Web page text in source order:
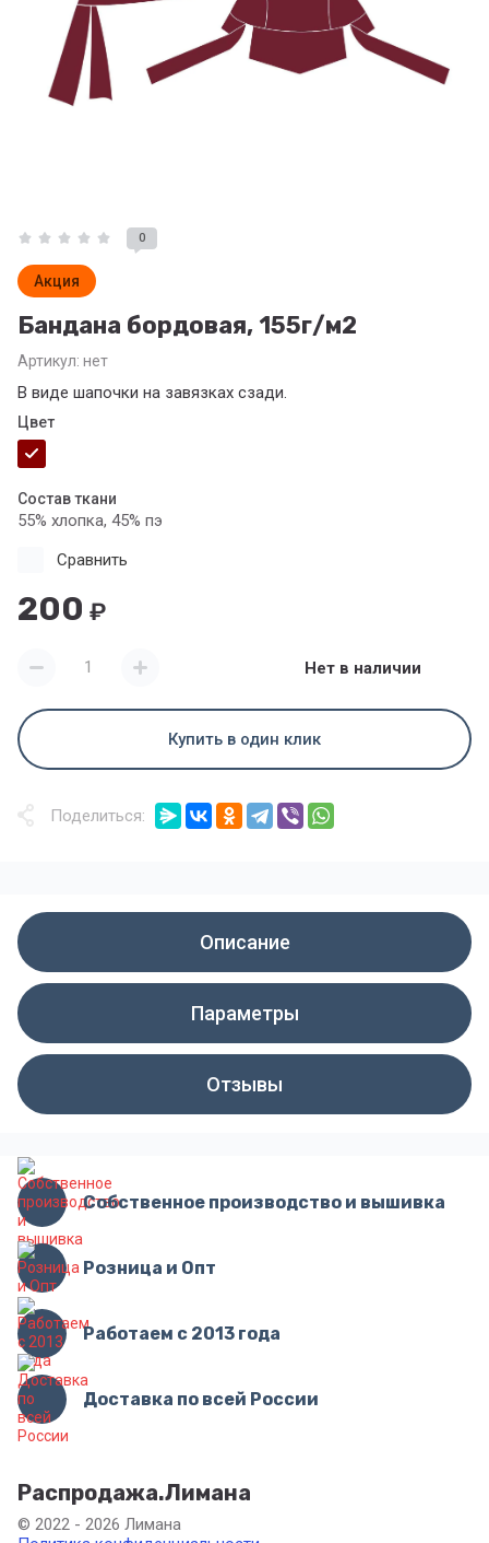
0
Акция
Бандана бордовая, 155г/м2
Артикул: нет
В виде шапочки на завязках сзади.
Цвет
Состав ткани
55% хлопка, 45% пэ
200 ₽
Сравнить
Нет в наличии
Купить в один клик
Поделиться:
Описание
Параметры
Отзывы
Собственное производство и вышивка
Розница и Опт
Работаем с 2013 года
Доставка по всей России
Распродажа.Лимана
© 2022 - 2026 Лимана